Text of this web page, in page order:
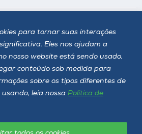
para tornar suas interações
Eles nos ajudam a
nosso website está sendo usado,
conteúdo sob medida para
sobre os tipos diferentes de
leia nossa Política de